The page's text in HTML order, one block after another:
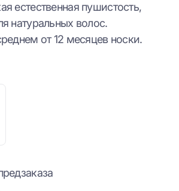
естественная пушистость,
натуральных волос.
от 12 месяцев носки.